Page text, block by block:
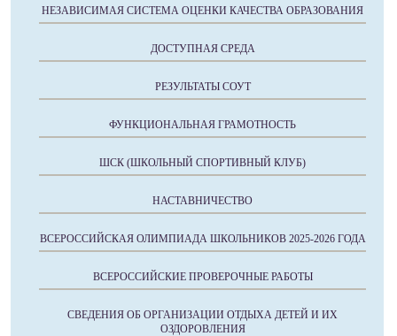
НЕЗАВИСИМАЯ СИСТЕМА ОЦЕНКИ КАЧЕСТВА ОБРАЗОВАНИЯ
ДОСТУПНАЯ СРЕДА
РЕЗУЛЬТАТЫ СОУТ
ФУНКЦИОНАЛЬНАЯ ГРАМОТНОСТЬ
ШСК (ШКОЛЬНЫЙ СПОРТИВНЫЙ КЛУБ)
НАСТАВНИЧЕСТВО
ВСЕРОССИЙСКАЯ ОЛИМПИАДА ШКОЛЬНИКОВ 2025-2026 ГОДА
ВСЕРОССИЙСКИЕ ПРОВЕРОЧНЫЕ РАБОТЫ
СВЕДЕНИЯ ОБ ОРГАНИЗАЦИИ ОТДЫХА ДЕТЕЙ И ИХ
ОЗДОРОВЛЕНИЯ